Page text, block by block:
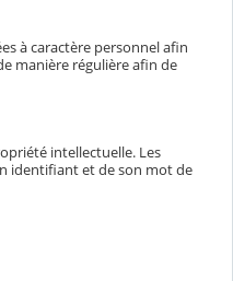
à caractère personnel afin
manière régulière afin de
intellectuelle. Les
identifiant et de son mot de